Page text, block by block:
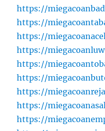
https://
https://
https://
https://
https://
https://
https://
https://
https://